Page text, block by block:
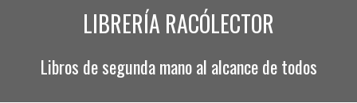
LIBRERÍA RACÓLECTOR
Libros de segunda mano al alcance de todos